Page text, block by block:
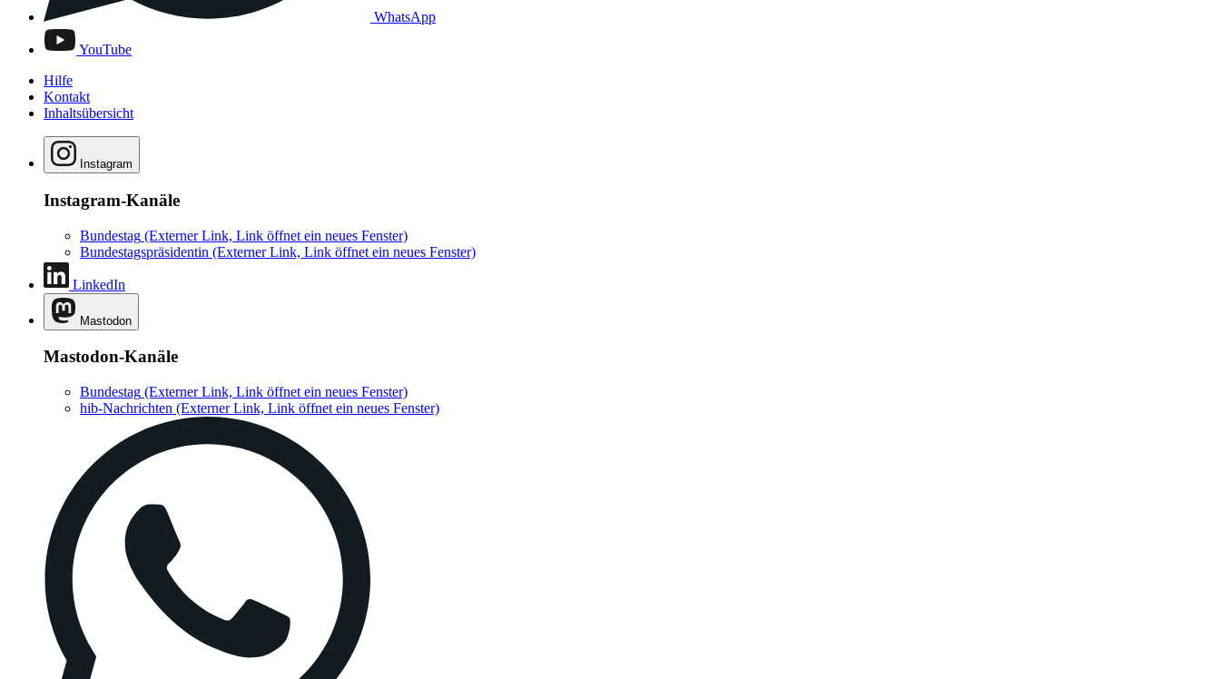
WhatsApp
YouTube
Hilfe
Kontakt
Inhaltsübersicht
Instagram
Instagram-Kanäle
Bundestag (Externer Link, Link öffnet ein neues Fenster)
Bundestagspräsidentin (Externer Link, Link öffnet ein neues Fenster)
LinkedIn
Mastodon
Mastodon-Kanäle
Bundestag (Externer Link, Link öffnet ein neues Fenster)
hib-Nachrichten (Externer Link, Link öffnet ein neues Fenster)